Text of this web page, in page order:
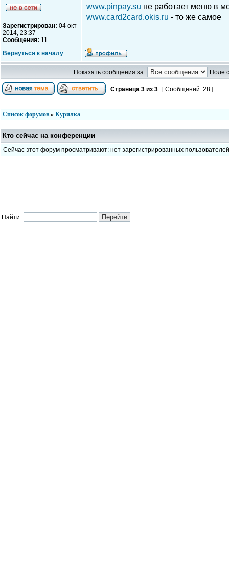
Зарегистрирован: 04 окт
2014, 23:37
Сообщения: 11
www.pinpay.su не работает меню в
www.card2card.okis.ru - то же самое
Вернуться к началу
Показать сообщения за: Поле
Страница 3 из 3 [ Сообщений: 28 ]
Список форумов » Курилка
Кто сейчас на конференции
Сейчас этот форум просматривают: нет зарегистрированных пользователей
Найти: